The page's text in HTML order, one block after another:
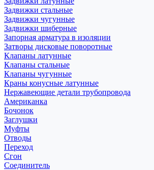
Задвижки стальные
Задвижки чугунные
Задвижки шиберные
Запорная арматура в изоляции
Затворы дисковые поворотные
Клапаны латунные
Клапаны стальные
Клапаны чугунные
Краны конусные латунные
Нержавеющие детали трубопровода
Американка
Бочонок
Заглушки
Муфты
Отводы
Переход
Сгон
Соединитель